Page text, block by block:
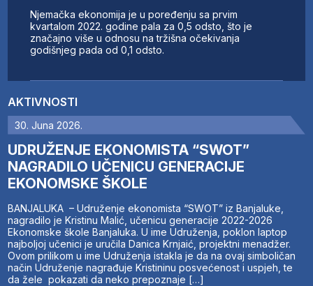
AKTIVNOSTI
30. Juna 2026.
UDRUŽENJE EKONOMISTA “SWOT”
NAGRADILO UČENICU GENERACIJE
EKONOMSKE ŠKOLE
BANJALUKA – Udruženje ekonomista “SWOT” iz Banjaluke,
nagradilo je Kristinu Malić, učenicu generacije 2022-2026
Ekonomske škole Banjaluka. U ime Udruženja, poklon laptop
najboljoj učenici je uručila Danica Krnjaić, projektni menadžer.
Ovom prilikom u ime Udruženja istakla je da na ovaj simboličan
način Udruženje nagrađuje Kristininu posvećenost i uspjeh, te
da žele pokazati da neko prepoznaje […]
Njemačka ekonomija je u poređenju sa prvim
kvartalom 2022. godine pala za 0,5 odsto, što je
značajno više u odnosu na tržišna očekivanja
godišnjeg pada od 0,1 odsto.